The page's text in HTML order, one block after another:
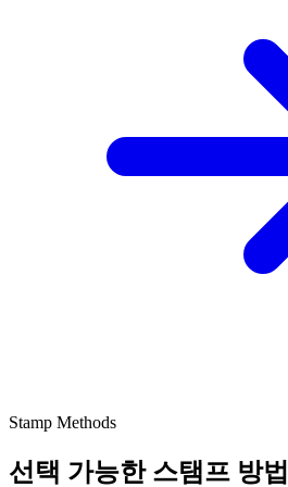
Stamp Methods
선택 가능한 스탬프 방법